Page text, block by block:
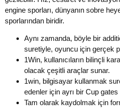
engine sporları, dünyanın sobre
sporlarından biridir.
Aynı zamanda, böyle bir
suretiyle, oyuncu için gerçek
1Win, kullanıcıların bilinçli
olacak çeşitli araçlar sunar.
1win, bilgisayar kullanmak
edenler için ayrı bir Cup
Tam olarak kaydolmak için